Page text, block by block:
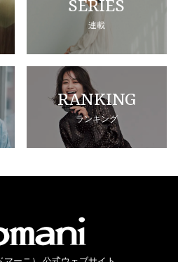
SERIES
連載
RANKING
ランキング